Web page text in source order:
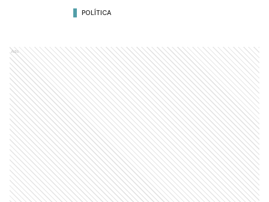
POLÍTICA
Ads